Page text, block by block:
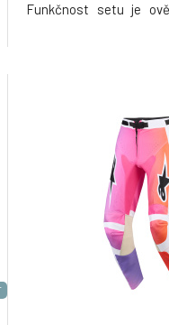
Funkčnost setu je